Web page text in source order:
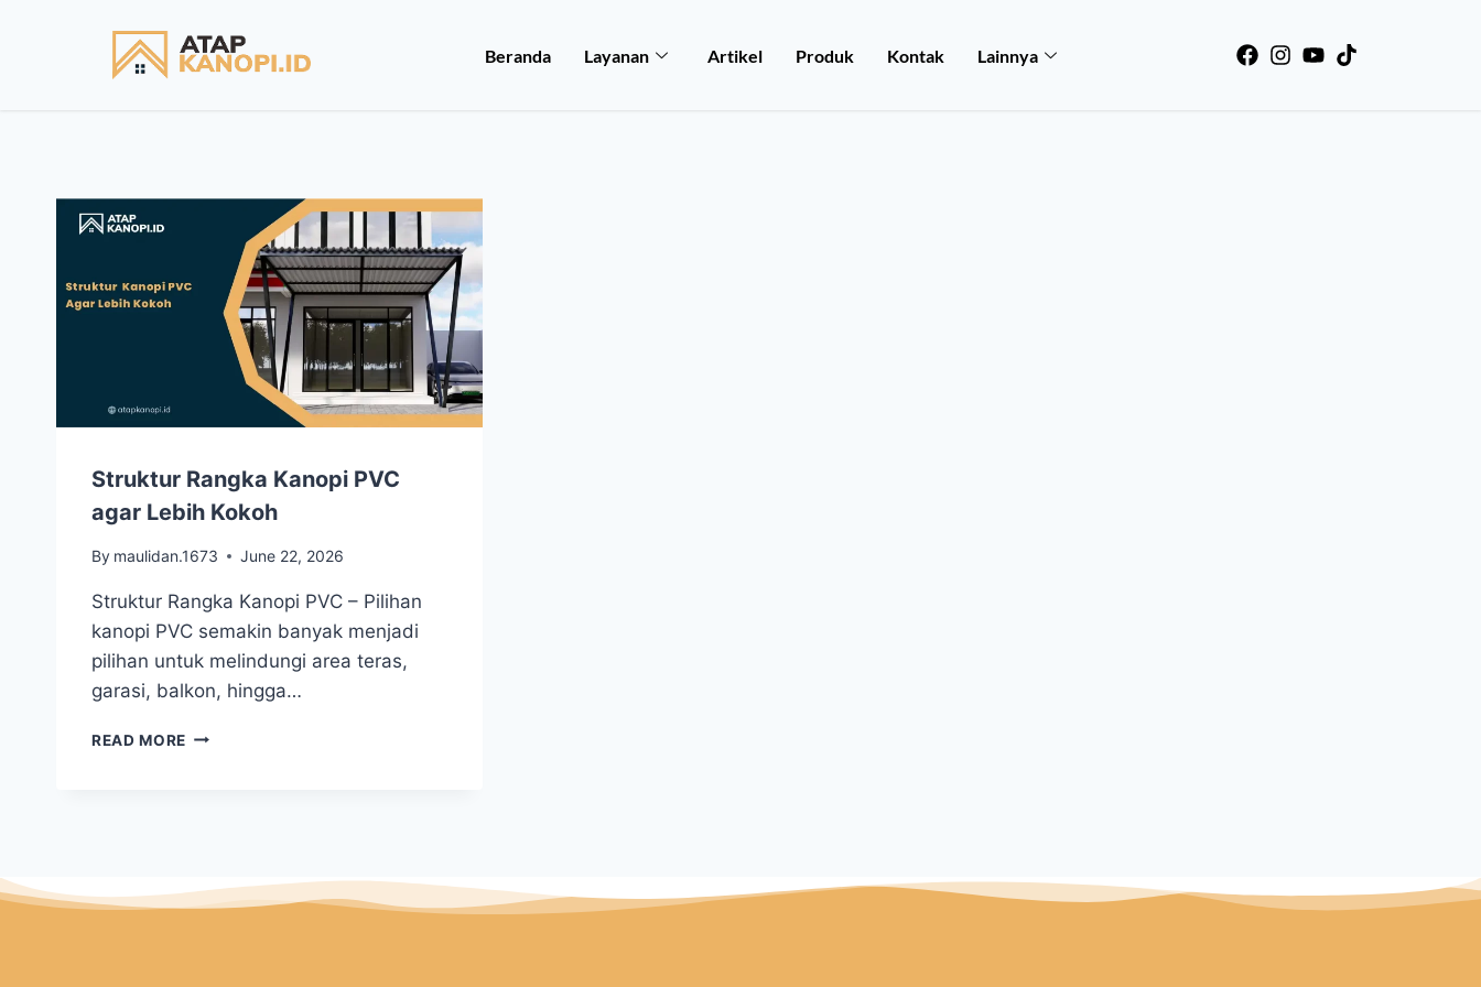
Beranda Layanan Artikel Produk Kontak Lainnya
Struktur Rangka Kanopi PVC
agar Lebih Kokoh
By maulidan.1673 June 22, 2026
Struktur Rangka Kanopi PVC – Pilihan
kanopi PVC semakin banyak menjadi
pilihan untuk melindungi area teras,
garasi, balkon, hingga…
READ MORE